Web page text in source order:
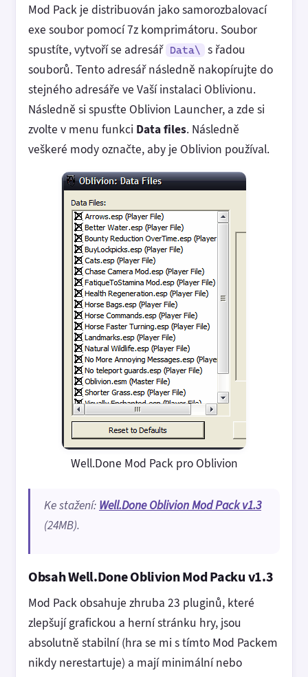
Mod Pack je distribuován jako samorozbalovací
exe soubor pomocí 7z komprimátoru. Soubor
spustíte, vytvoří se adresář Data\
s řadou
souborů. Tento adresář následně nakopírujte do
stejného adresáře ve Vaší instalaci Oblivionu.
Následně si spusťte Oblivion Launcher, a zde si
zvolte v menu funkci Data files. Následně
veškeré mody označte, aby je Oblivion používal.
Well.Done Mod Pack pro Oblivion
Ke stažení: Well.Done Oblivion Mod Pack v1.3
(24MB).
Obsah Well.Done Oblivion Mod Packu v1.3
Mod Pack obsahuje zhruba 23 pluginů, které
zlepšují grafickou a herní stránku hry, jsou
absolutně stabilní (hra se mi s tímto Mod Packem
nikdy nerestartuje) a mají minimální nebo